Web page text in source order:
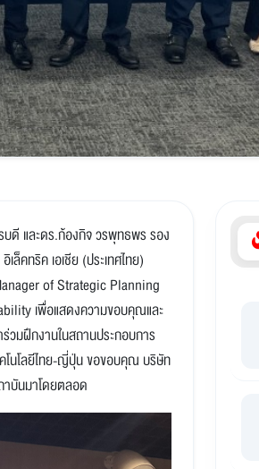
บดี และดร.ก้องกิจ วรพุทธพร รอง
คทริค เอเชีย (ประเทศไทย)
of Strategic Planning
เพื่อแสดงความขอบคุณและ
วมฝึกงานในสถานประกอบการ
โนโลยีไทย-ญี่ปุ่น ขอขอบคุณ บริษัท
าบันมาโดยตลอด